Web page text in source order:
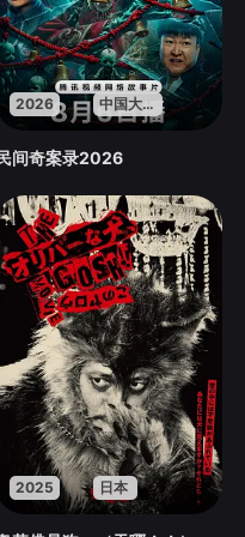
2026 中国大陆
间奇案录2026
2025 日本